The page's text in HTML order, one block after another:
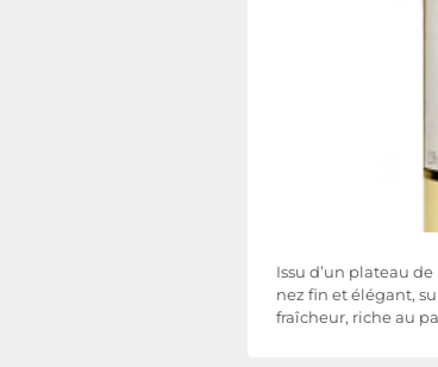
Issu d’un plateau
nez fin et élégant,
fraîcheur, riche au